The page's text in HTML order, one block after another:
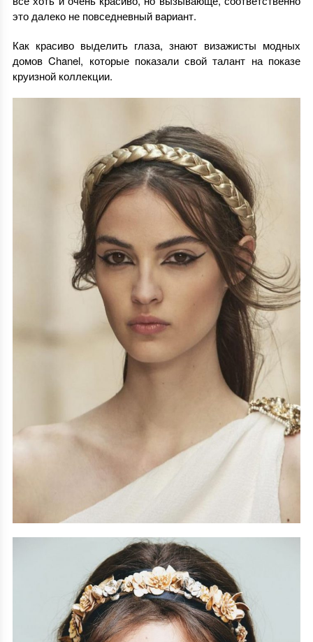
это далеко не повседневный вариант.
Как красиво выделить глаза, знают визажисты модных
домов Chanel, которые показали свой талант на показе
круизной коллекции.